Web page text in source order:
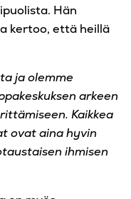
Hän
kertoo, että heillä
ja olemme
arkeen
Kaikkea
ovat aina hyvin
ihmisen